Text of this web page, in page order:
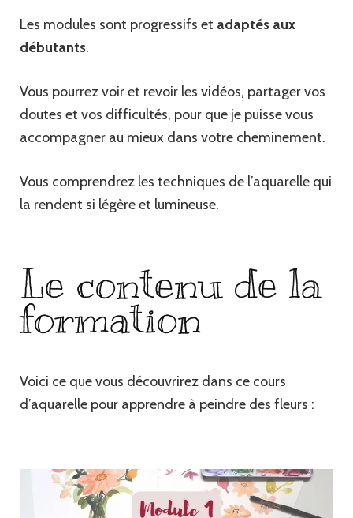
Les modules sont progressifs et adaptés aux
débutants.
Vous pourrez voir et revoir les vidéos, partager vos
doutes et vos difficultés, pour que je puisse vous
accompagner au mieux dans votre cheminement.
Vous comprendrez les techniques de l’aquarelle qui
la rendent si légère et lumineuse.
Le contenu de la
formation
Voici ce que vous découvrirez dans ce cours
d’aquarelle pour apprendre à peindre des fleurs :